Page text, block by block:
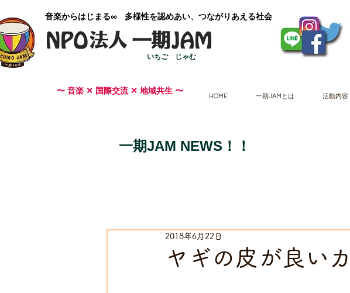
​音楽からはじまる∞ 多様性を認めあい、つながりあえる社会
いちご じゃむ
〜 音楽 ✕ 国際交流 ✕ 地域共生 〜
HOME 一期JAMとは 活動内容
一期JAM NEWS！！
ヤギの皮が良い
2018年6月22日